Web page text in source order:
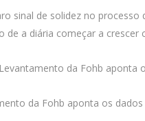
sinal de solidez no
de a diária começar a crescer
da Fohb aponta os